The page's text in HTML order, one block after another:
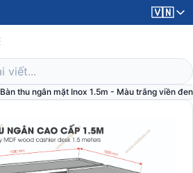
🇻🇳
Bàn thu ngân mặt Inox 1.5m - Màu trắng viền đen